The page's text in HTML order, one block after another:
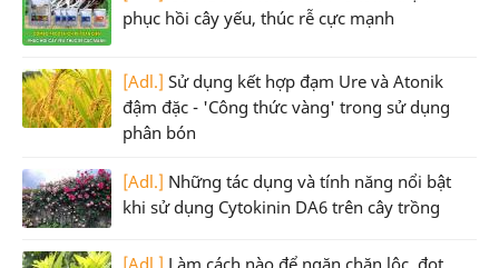
phục hồi cây yếu, thúc rễ cực mạnh
[Adl.] Sử dụng kết hợp đạm Ure và Atonik
đậm đặc - 'Công thức vàng' trong sử dụng
phân bón
[Adl.] Những tác dụng và tính năng nổi bật
khi sử dụng Cytokinin DA6 trên cây trồng
[Adl.] Làm cách nào để ngăn chặn lộc, đọt